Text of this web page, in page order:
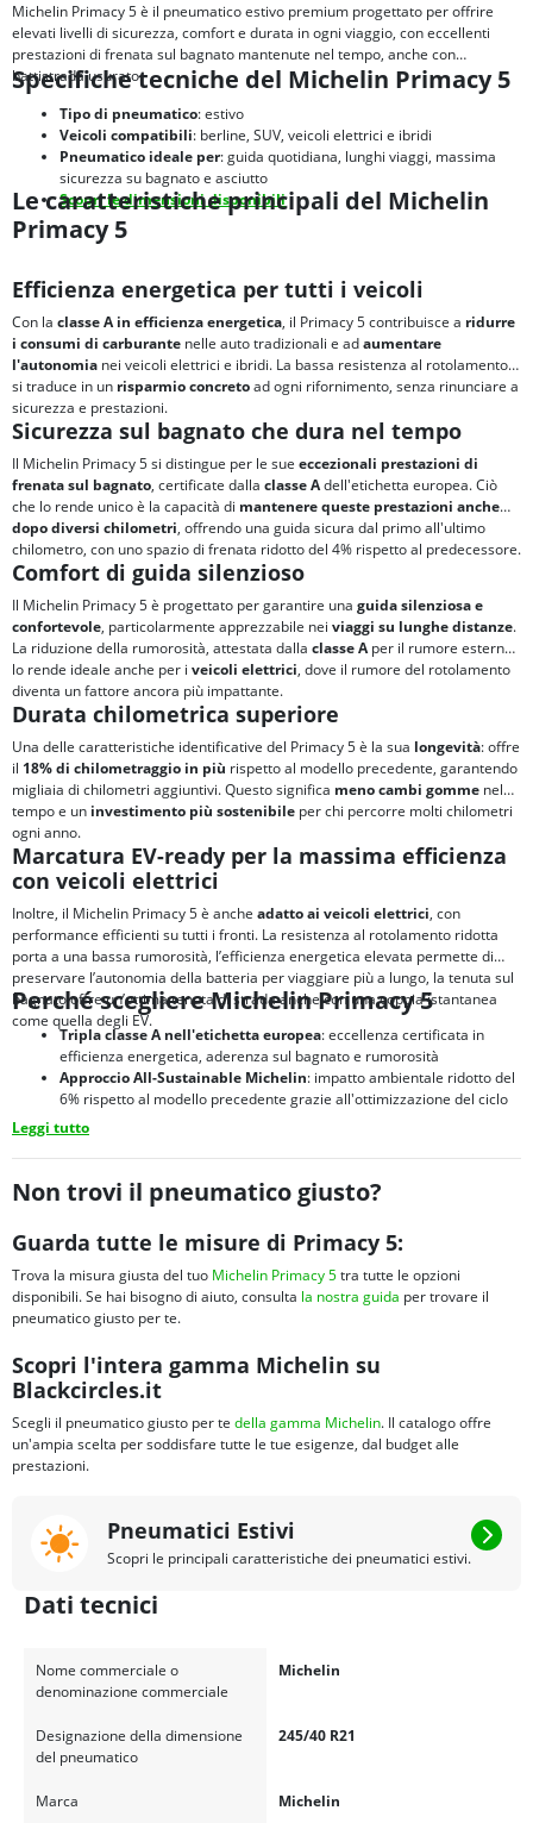
Michelin Primacy 5 è il pneumatico estivo premium progettato per offrire
elevati livelli di sicurezza, comfort e durata in ogni viaggio, con eccellenti
prestazioni di frenata sul bagnato mantenute nel tempo, anche con
battistrada usurato.
Specifiche tecniche del Michelin Primacy 5
Tipo di pneumatico: estivo
Veicoli compatibili: berline, SUV, veicoli elettrici e ibridi
Pneumatico ideale per: guida quotidiana, lunghi viaggi, massima
sicurezza su bagnato e asciutto
Scopri le dimensioni disponibili
Le caratteristiche principali del Michelin
Primacy 5
Efficienza energetica per tutti i veicoli
Con la classe A in efficienza energetica, il Primacy 5 contribuisce a ridurre
i consumi di carburante nelle auto tradizionali e adaumentare
l'autonomia nei veicoli elettrici e ibridi. La bassa resistenza al rotolamento
si traduce in un risparmio concretoad ogni rifornimento, senza rinunciare a
sicurezza e prestazioni.
Sicurezza sul bagnato che dura nel tempo
Il Michelin Primacy 5 si distingue per le sue eccezionali prestazioni di
frenata sul bagnato, certificate dalla classe Adell'etichetta europea. Ciò
che lo rende unico è la capacità di mantenere queste prestazioni anche
dopo diversi chilometri, offrendo una guida sicura dal primo all'ultimo
chilometro, con uno spazio di frenata ridotto del 4% rispetto al predecessore.
Comfort di guida silenzioso
Il Michelin Primacy 5 è progettato per garantire una guida silenziosa e
confortevole, particolarmente apprezzabile nei viaggi su lunghe distanze.
La riduzione della rumorosità, attestata dalla classe Aper il rumore esterno,
lo rende ideale anche per i veicoli elettrici, dove il rumore del rotolamento
diventa un fattore ancora più impattante.
Durata chilometrica superiore
Una delle caratteristiche identificative del Primacy 5 è la sua longevità: offre
il 18% di chilometraggio in più rispetto al modello precedente, garantendo
migliaia di chilometri aggiuntivi. Questo significa meno cambi gomme nel
tempo e un investimento più sostenibile per chi percorre molti chilometri
ogni anno.
Marcatura EV-ready per la massima efficienza
con veicoli elettrici
Inoltre, il Michelin Primacy 5 è anche adatto ai veicoli elettrici, con
performance efficienti su tutti i fronti. La resistenza al rotolamento ridotta
porta a una bassa rumorosità, l’efficienza energetica elevata permette di
preservare l’autonomia della batteria per viaggiare più a lungo, la tenuta sul
bagnato offre un’ottima tenuta di strada anche con una coppia istantanea
come quella degli EV.
Perché scegliere Michelin Primacy 5
Tripla classe A nell'etichetta europea: eccellenza certificata in
efficienza energetica, aderenza sul bagnato e rumorosità
Approccio All-Sustainable Michelin: impatto ambientale ridotto del
6% rispetto al modello precedente grazie all'ottimizzazione del ciclo
di vita
Design ottimizzato per veicoli elettrici
resistenza al rotolamento, massimizzando comfort e autonomia
Tecnologia MaxTouch: distribuisce uniformemente le forze di
accelerazione, frenata e sterzata sulla superficie di contatto,
Tecnologia EverGrip di nuova generazione: offre prestazioni di
frenata sul bagnato costanti per tutta la vita del pneumatico, anche
con battistrada usurato
Battistrada con tasso di intaglio superiore del 13%
aquaplaning
Leggi tutto
Non trovi il pneumatico giusto?
Guarda tutte le misure di Primacy 5:
Trova la misura giusta del tuo Michelin Primacy 5tra tutte le opzioni
disponibili. Se hai bisogno di aiuto, consulta la nostra guida per trovare il
pneumatico giusto per te.
Scopri l'intera gamma Michelin su
Blackcircles.it
Scegli il pneumatico giusto per te della gamma Michelin. Il catalogo offre
un'ampia scelta per soddisfare tutte le tue esigenze, dal budget alle
prestazioni.
Pneumatici Estivi
Scopri le principali caratteristiche dei pneumatici estivi.
Dati tecnici
Nome commerciale o
denominazione commerciale
Michelin
Designazione della dimensione
del pneumatico
245/40 R21
Marca Michelin